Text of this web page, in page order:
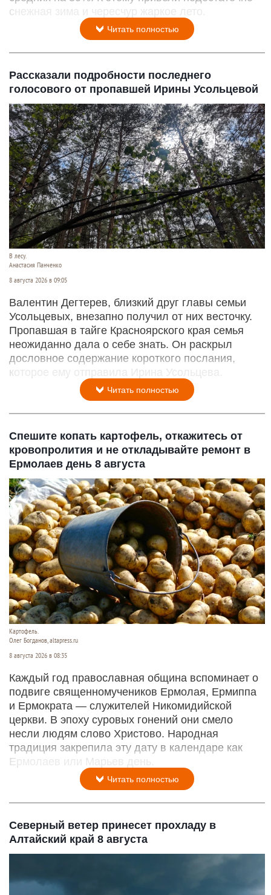
снежная зима и чересчур жаркое лето.
Читать полностью
Рассказали подробности последнего
голосового от пропавшей Ирины Усольцевой
В лесу.
Анастасия Панченко
8 августа 2026 в 09:05
Валентин Дегтерев, близкий друг главы семьи
Усольцевых, внезапно получил от них весточку.
Пропавшая в тайге Красноярского края семья
неожиданно дала о себе знать. Он раскрыл
дословное содержание короткого послания,
которое ему отправила Ирина Усольцева.
Читать полностью
Спешите копать картофель, откажитесь от
кровопролития и не откладывайте ремонт в
Ермолаев день 8 августа
Картофель.
Олег Богданов, altapress.ru
8 августа 2026 в 08:35
Каждый год православная община вспоминает о
подвиге священномучеников Ермолая, Ермиппа
и Ермократа — служителей Никомидийской
церкви. В эпоху суровых гонений они смело
несли людям слово Христово. Народная
традиция закрепила эту дату в календаре как
Ермолаев или Марьев день.
Читать полностью
Северный ветер принесет прохладу в
Алтайский край 8 августа